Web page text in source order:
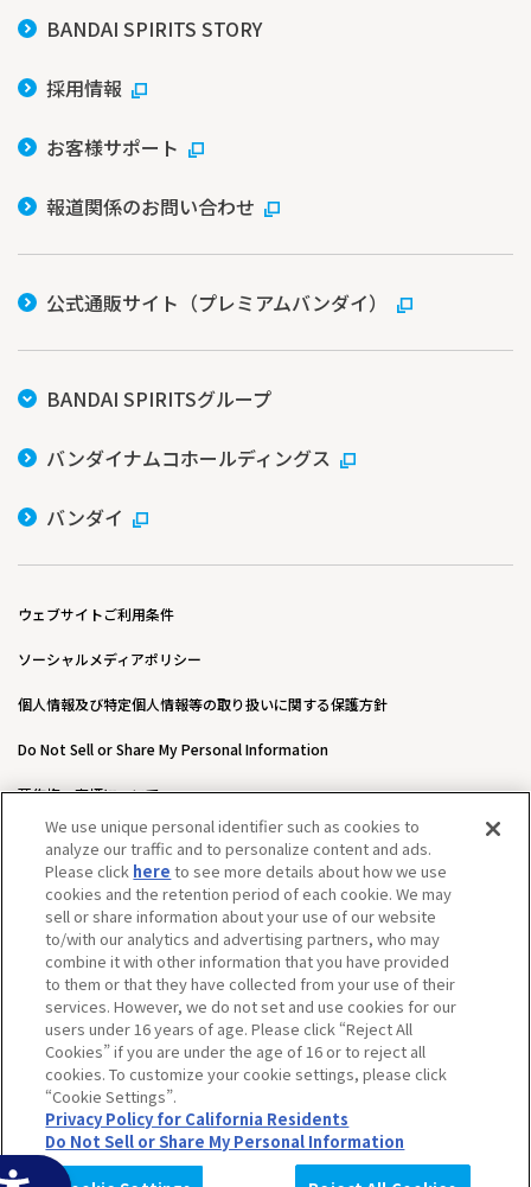
BANDAI SPIRITS STORY
採用情報
お客様サポート
報道関係のお問い合わせ
公式通販サイト（プレミアムバンダイ）
BANDAI SPIRITSグループ
バンダイナムコホールディングス
バンダイ
ウェブサイトご利用条件
ソーシャルメディアポリシー
個人情報及び特定個人情報等の取り扱いに関する保護方針
Do Not Sell or Share My Personal Information
著作権・商標について
ウェブアクセシビリティ方針
カスタマーハラスメントに対する基本的な対応方針について
©BANDAI SPIRITS CO.,LTD. ALL RIGHTS RESERVED.
We use unique personal identifier such as cookies to
analyze our traffic and to personalize content and ads.
Please click here to see more details about how we use
cookies and the retention period of each cookie. We may
sell or share information about your use of our website
to/with our analytics and advertising partners, who may
combine it with other information that you have provided
to them or that they have collected from your use of their
services. However, we do not set and use cookies for our
users under 16 years of age. Please click “Reject All
Cookies” if you are under the age of 16 or to reject all
cookies. To customize your cookie settings, please click
“Cookie Settings”.
Privacy Policy for California Residents
Do Not Sell or Share My Personal Information